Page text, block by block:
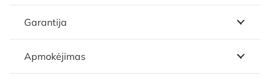
Garantija
Apmokėjimas